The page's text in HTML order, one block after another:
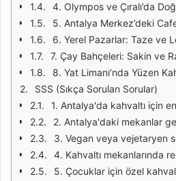
4. Olympos ve Çıralı’da
5. Antalya Merkez’deki
6. Yerel Pazarlar: Taze ve
7. Çay Bahçeleri: Sakin ve
8. Yat Limanı’nda Yüzen
SSS (Sıkça Sorulan Sorular)
1. Antalya'da kahvaltı için
2. Antalya'daki mekanlar
3. Vegan veya vejetaryen
4. Kahvaltı mekanlarında
5. Çocuklar için özel